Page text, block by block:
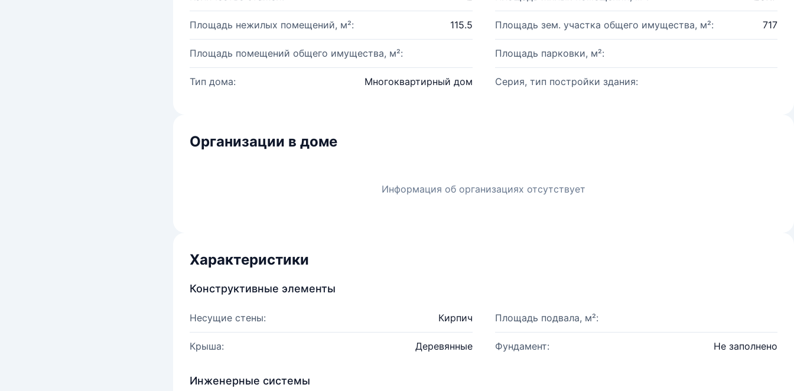
Площадь нежилых помещений, м²: 115.5 Площадь зем. участка общего имущества, м²: 717
Площадь помещений общего имущества, м²: Площадь парковки, м²:
Тип дома: Многоквартирный дом Серия, тип постройки здания:
Организации в доме
Информация об организациях отсутствует
Характеристики
Конструктивные элементы
Несущие стены: Кирпич Площадь подвала, м²:
Крыша: Деревянные Фундамент: Не заполнено
Инженерные системы